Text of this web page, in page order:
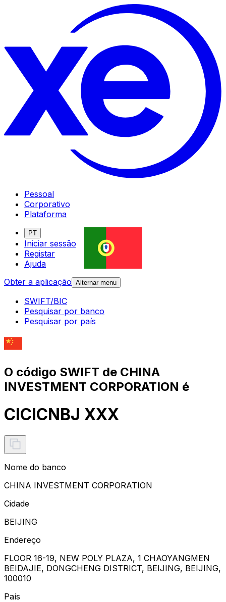
Pessoal
Corporativo
Plataforma
PT
Iniciar sessão
Registar
Ajuda
Obter a aplicação Alternar menu
SWIFT/BIC
Pesquisar por banco
Pesquisar por país
O código SWIFT de CHINA
INVESTMENT CORPORATION é
CICICNBJ XXX
Nome do banco
CHINA INVESTMENT CORPORATION
Cidade
BEIJING
Endereço
FLOOR 16-19, NEW POLY PLAZA, 1 CHAOYANGMEN
BEIDAJIE, DONGCHENG DISTRICT, BEIJING, BEIJING,
100010
País